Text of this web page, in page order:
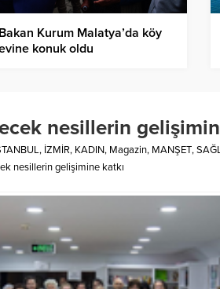
Bakan Kurum Malatya’da köy
konuk oldu
nesillerin
, İZMİR, KADIN, Magazin, MANŞET,
nesillerin gelişimine katkı